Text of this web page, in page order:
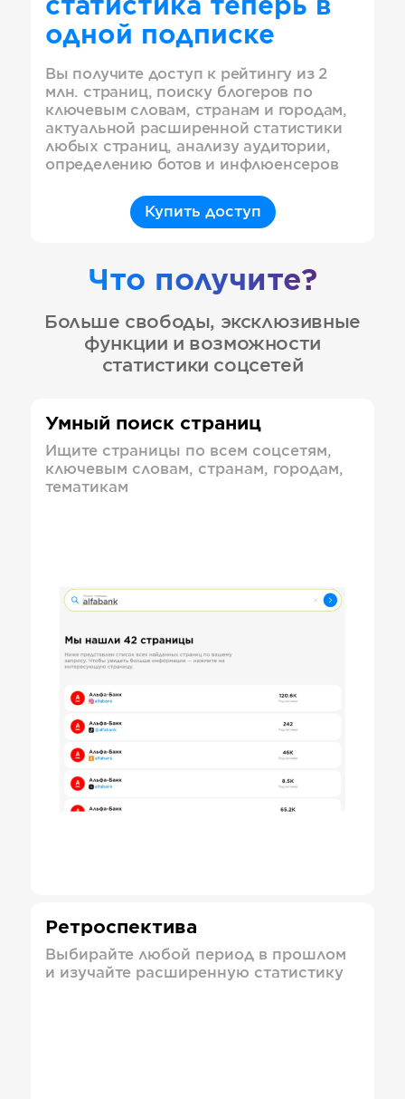
статистика теперь в
одной подписке
Вы получите доступ к рейтингу из 2
млн. страниц, поиску блогеров по
ключевым словам, странам и городам,
актуальной расширенной статистики
любых страниц, анализу аудитории,
определению ботов и инфлюенсеров
Купить доступ
Что получите?
Больше свободы, эксклюзивные
функции и возможности
статистики соцсетей
Умный поиск страниц
Ищите страницы по всем соцсетям,
ключевым словам, странам, городам,
тематикам
Ретроспектива
Выбирайте любой период в прошлом
и изучайте расширенную статистику